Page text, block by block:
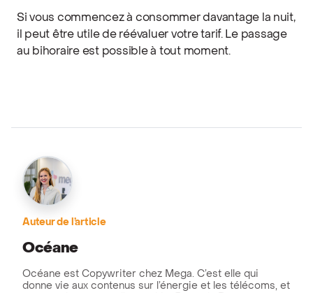
Si vous commencez à consommer davantage la nuit,
il peut être utile de réévaluer votre tarif. Le passage
au bihoraire est possible à tout moment.
Auteur de l’article
Océane
Océane est Copywriter chez Mega. C’est elle qui
donne vie aux contenus sur l’énergie et les télécoms, et